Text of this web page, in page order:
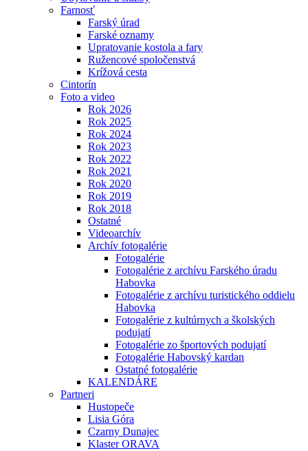
Farnosť
Farský úrad
Farské oznamy
Upratovanie kostola a fary
Ružencové spoločenstvá
Krížová cesta
Cintorín
Foto a video
Rok 2026
Rok 2025
Rok 2024
Rok 2023
Rok 2022
Rok 2021
Rok 2020
Rok 2019
Rok 2018
Ostatné
Videoarchív
Archív fotogalérie
Fotogalérie
Fotogalérie z archívu Farského úradu
Habovka
Fotogalérie z archívu turistického oddielu
Habovka
Fotogalérie z kultúrnych a školských
podujatí
Fotogalérie zo športových podujatí
Fotogalérie Habovský kardan
Ostatné fotogalérie
KALENDÁRE
Partneri
Hustopeče
Lisia Góra
Czarny Dunajec
Klaster ORAVA